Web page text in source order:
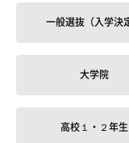
一般選抜（入学決
大学院
高校１・２年生